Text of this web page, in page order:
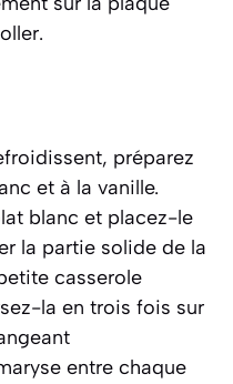
préparez
et à la vanille.
blanc et placez-le
la partie solide de la
casserole
la en trois fois sur
entre chaque